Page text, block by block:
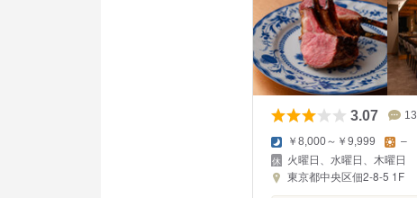
3.07 13
￥8,000～￥9,999 –
火曜日、水曜日、木曜日
東京都中央区佃2-8-5 1F